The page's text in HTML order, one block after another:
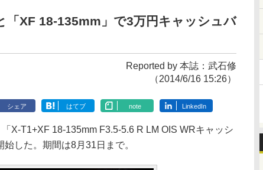
「XF 18-135mm」で3万円キャッシュバ
Reported by 本誌：武石修
（2014/6/16 15:26）
シェア はてブ note LinkedIn
X-T1+XF 18-135mm F3.5-5.6 R LM OIS WRキャッシ
した。期間は8月31日まで。